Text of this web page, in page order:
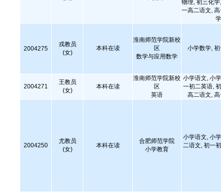
物理, 初三化
一高二语文,
2004275
戎教员
(女)
本科在读
淮南师范学院新校
区
数学与应用数学
小学数学,
2004271
王教员
(女)
本科在读
淮南师范学院新校
区
英语
小学语文, 小
一初二英语,
高二语文,
2004250
尤教员
(女)
本科在读
合肥师范学院
小学教育
小学语文, 小
二语文, 初一